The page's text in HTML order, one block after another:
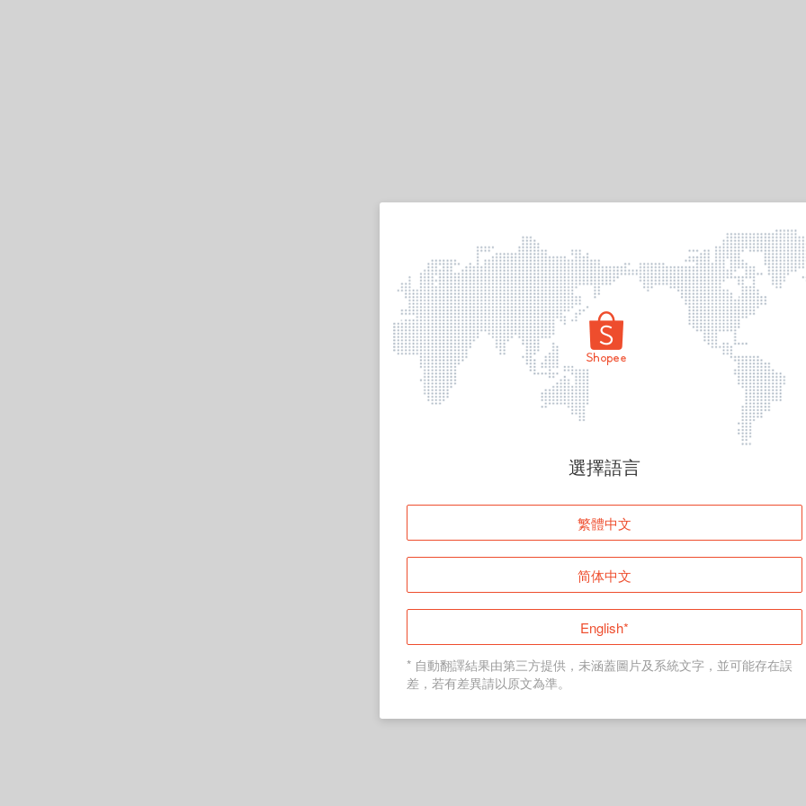
頁面無法顯示
登入
返回首頁
選擇語言
繁體中文
简体中文
English*
* 自動翻譯結果由第三方提供，未涵蓋圖片及系統文字，並可能存在誤
差，若有差異請以原文為準。